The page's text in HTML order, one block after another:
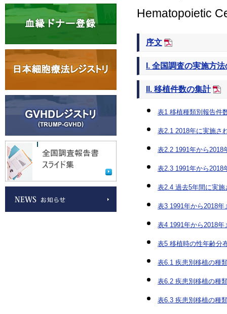
Hematopoietic
序文
I. 全国調査の実施方
II. 移植件数の集計
表1 移植種類別報告件
表2.1 2018年に実施さ
表2.2 1991年から2018
表2.3 1991年から2018
表2.4 過去5年間に実
表3 1991年から2018
表4 1991年から2018
表5 移植時の性年齢分
表6.1 疾患別移植の種
表6.2 疾患別移植の種
表6.3 疾患別移植の種